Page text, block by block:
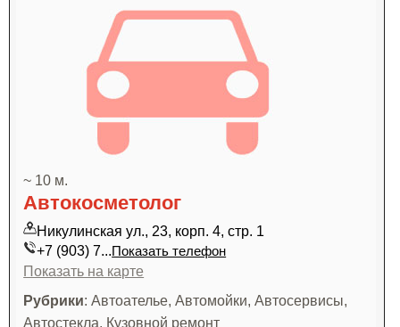
~ 10 м.
Автокосметолог
Никулинская ул., 23, корп. 4, стр. 1
+7 (903) 7...Показать телефон
Показать на карте
Рубрики: Автоателье, Автомойки, Автосервисы,
Автостекла, Кузовной ремонт